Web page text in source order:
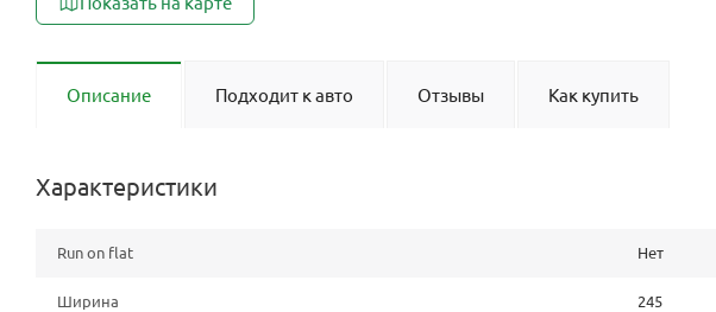
Описание Подходит к авто Отзывы Как купить
Характеристики
Run on flat Нет
Ширина 245